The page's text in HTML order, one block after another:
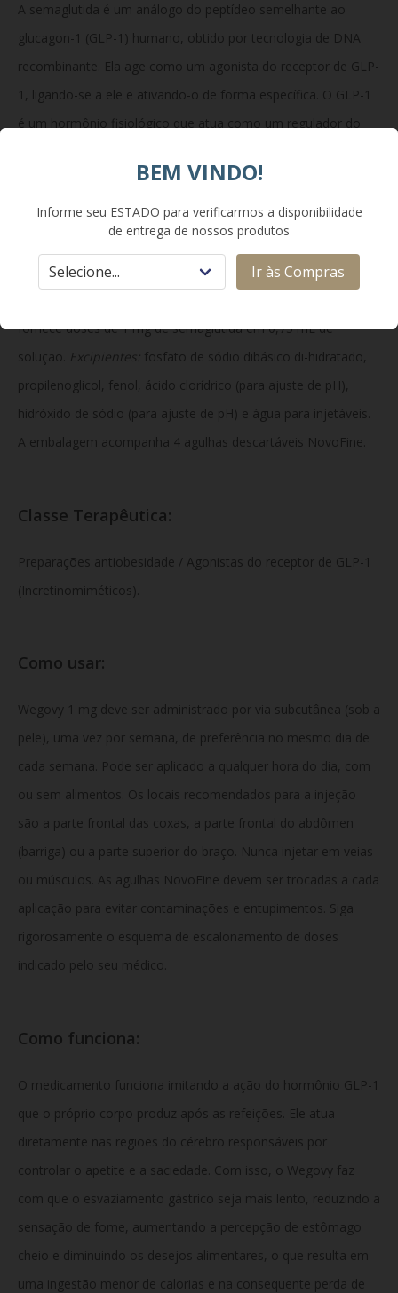
A semaglutida é um análogo do peptídeo semelhante ao
glucagon-1 (GLP-1) humano, obtido por tecnologia de DNA
recombinante. Ela age como um agonista do receptor de GLP-
1, ligando-se a ele e ativando-o de forma específica. O GLP-1
é um hormônio fisiológico que atua como um regulador do
Composição:
fornece doses de 1 mg de semaglutida em 0,75 mL de
solução. Excipientes: fosfato de sódio dibásico di-hidratado,
propilenoglicol, fenol, ácido clorídrico (para ajuste de pH),
hidróxido de sódio (para ajuste de pH) e água para injetáveis.
A embalagem acompanha 4 agulhas descartáveis NovoFine.
Classe Terapêutica:
Preparações antiobesidade / Agonistas do receptor de GLP-1
(Incretinomiméticos).
Como usar:
Wegovy 1 mg deve ser administrado por via subcutânea (sob a
pele), uma vez por semana, de preferência no mesmo dia de
cada semana. Pode ser aplicado a qualquer hora do dia, com
ou sem alimentos. Os locais recomendados para a injeção
são a parte frontal das coxas, a parte frontal do abdômen
(barriga) ou a parte superior do braço. Nunca injetar em veias
ou músculos. As agulhas NovoFine devem ser trocadas a cada
aplicação para evitar contaminações e entupimentos. Siga
rigorosamente o esquema de escalonamento de doses
indicado pelo seu médico.
Como funciona:
O medicamento funciona imitando a ação do hormônio GLP-1
que o próprio corpo produz após as refeições. Ele atua
diretamente nas regiões do cérebro responsáveis por
controlar o apetite e a saciedade. Com isso, o Wegovy faz
com que o esvaziamento gástrico seja mais lento, reduzindo a
sensação de fome, aumentando a percepção de estômago
cheio e diminuindo os desejos alimentares, o que resulta em
uma ingestão menor de calorias e na consequente perda de
BEM VINDO!
Informe seu ESTADO para verificarmos a disponibilidade
de entrega de nossos produtos
Ir às Compras